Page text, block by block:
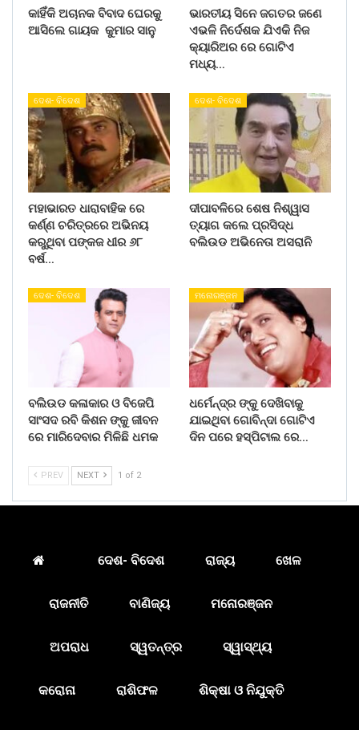
କାହିଁକି ଅଚାନକ ବିବାଦ ଘେରକୁ
ଆସିଲେ ଗାୟକ କୁମାର ସାନୁ
ଭାରତୀୟ ସିନେ ଜଗତର ଜଣେ
ଏଭଳି ନିର୍ଦେଶକ ଯିଏକି ନିଜ
କ୍ୟାରିଅର ରେ ଗୋଟିଏ
ମଧ୍ୟ…
ଦେଶ- ବିଦେଶ
ମହାଭାରତ ଧାରାବାହିକ ରେ
କର୍ଣ୍ଣ ଚରିତ୍ରରେ ଅଭିନୟ
କରୁଥିବା ପଙ୍କଜ ଧୀର ୬୮
ବର୍ଷ…
ଦେଶ- ବିଦେଶ
ଦୀପାବଳିରେ ଶେଷ ନିଶ୍ୱାସ
ତ୍ୟାଗ କଲେ ପ୍ରସିଦ୍ଧ
ବଲିଉଡ ଅଭିନେତା ଅସରାନି
ଦେଶ- ବିଦେଶ
ବଲିଉଡ କଳାକାର ଓ ବିଜେପି
ସାଂସଦ ରବି କିଶନ ଙ୍କୁ ଜୀବନ
ରେ ମାରିଦେବାର ମିଳିଛି ଧମକ
ମନୋରଞ୍ଜନ
ଧର୍ମେନ୍ଦ୍ର ଙ୍କୁ ଦେଖିବାକୁ
ଯାଇଥିବା ଗୋବିନ୍ଦା ଗୋଟିଏ
ଦିନ ପରେ ହସ୍ପିଟାଲ ରେ…
PREV NEXT 1 of 2
ଦେଶ- ବିଦେଶ ରାଜ୍ୟ ଖେଳ
ରାଜନୀତି ବାଣିଜ୍ୟ ମନୋରଞ୍ଜନ
ଅପରାଧ ସ୍ୱତନ୍ତ୍ର ସ୍ୱାସ୍ଥ୍ୟ
କରୋନା ରାଶିଫଳ ଶିକ୍ଷା ଓ ନିଯୁକ୍ତି